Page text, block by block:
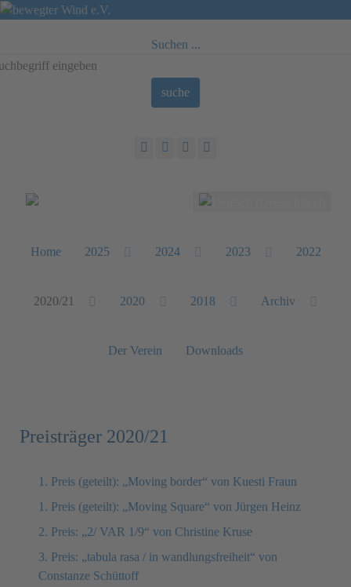
Suchen ...
suche
Sprache auswählen
Home 2025 2024 2023 2022
2020/21 2020 2018 Archiv
Der Verein Downloads
Preisträger 2020/21
1. Preis (geteilt): „Moving border“ von Kuesti Fraun
1. Preis (geteilt): „Moving Square“ von Jürgen Heinz
2. Preis: „2/ VAR 1/9“ von Christine Kruse
3. Preis: „tabula rasa / in wandlungsfreiheit“ von
Constanze Schüttoff